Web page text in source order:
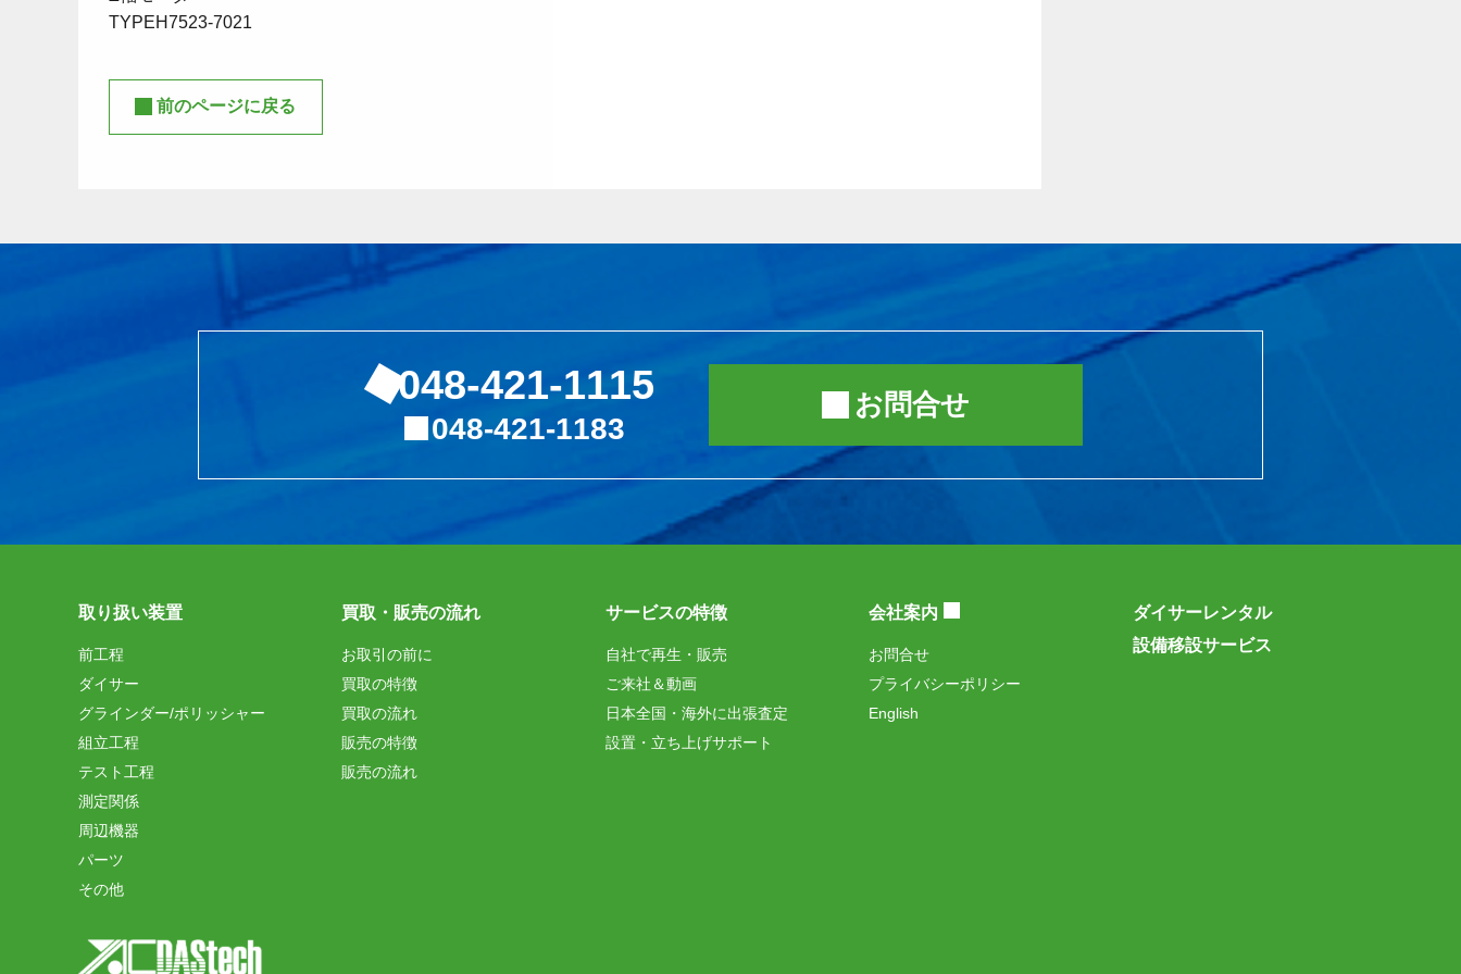
TYPEH7523-7021
前のページに戻る
048-421-1115
048-421-1183
お問合せ
取り扱い装置
前工程
ダイサー
グラインダー/ポリッシャー
組立工程
テスト工程
測定関係
周辺機器
パーツ
その他
買取・販売の流れ
お取引の前に
買取の特徴
買取の流れ
販売の特徴
販売の流れ
サービスの特徴
自社で再生・販売
ご来社＆動画
日本全国・海外に出張査定
設置・立ち上げサポート
会社案内
お問合せ
プライバシーポリシー
English
ダイサーレンタル
設備移設サービス